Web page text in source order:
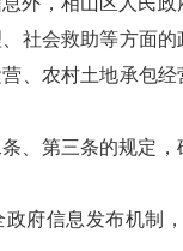
社会救助等方面
、农村土地承包
、第三条的规定
府信息发布机制